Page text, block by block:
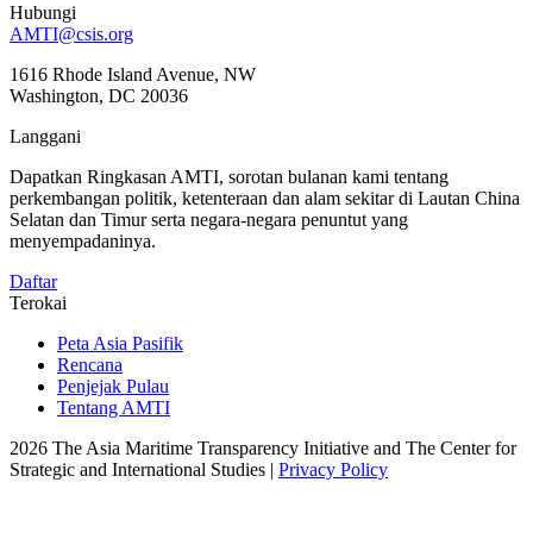
Hubungi
AMTI@csis.org
1616 Rhode Island Avenue, NW
Washington, DC 20036
Langgani
Dapatkan Ringkasan AMTI, sorotan bulanan kami tentang
perkembangan politik, ketenteraan dan alam sekitar di Lautan China
Selatan dan Timur serta negara-negara penuntut yang
menyempadaninya.
Daftar
Terokai
Peta Asia Pasifik
Rencana
Penjejak Pulau
Tentang AMTI
2026 The Asia Maritime Transparency Initiative and The Center for
Strategic and International Studies | Privacy Policy